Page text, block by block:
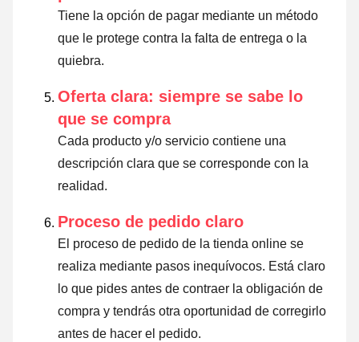
Tiene la opción de pagar mediante un método
que le protege contra la falta de entrega o la
quiebra.
Oferta clara: siempre se sabe lo
que se compra
Cada producto y/o servicio contiene una
descripción clara que se corresponde con la
realidad.
Proceso de pedido claro
El proceso de pedido de la tienda online se
realiza mediante pasos inequívocos. Está claro
lo que pides antes de contraer la obligación de
compra y tendrás otra oportunidad de corregirlo
antes de hacer el pedido.